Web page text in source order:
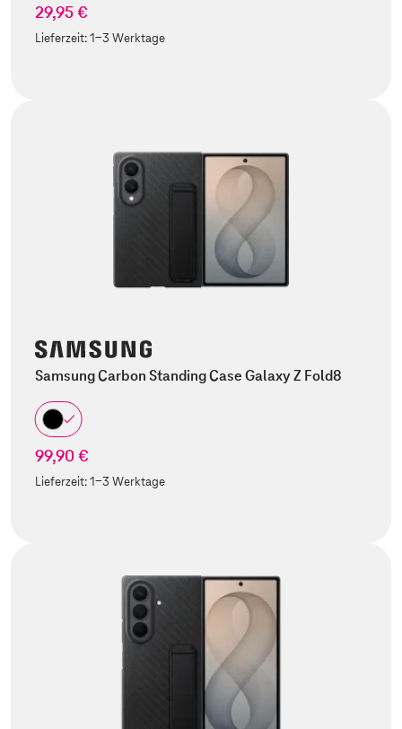
29,95 €
Lieferzeit:1-3 Werktage
Samsung Carbon Standing Case Galaxy Z Fold8
99,90 €
Lieferzeit:1-3 Werktage